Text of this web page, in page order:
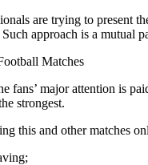
are trying to present
approach is a mutual
Matches
fans’ major attention is
strongest.
this and other matches